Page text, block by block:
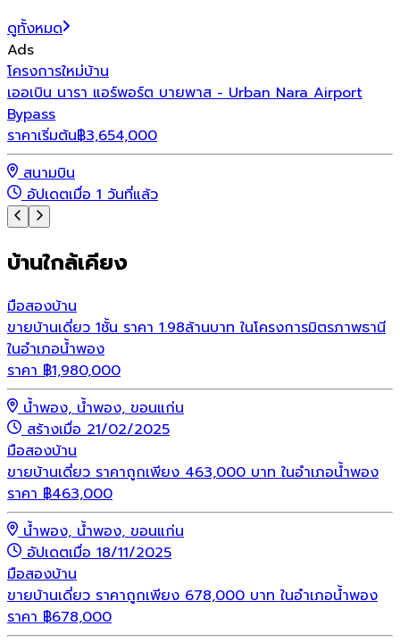
ดูทั้งหมด
Ads
โครงการใหม่บ้าน
เออเบิน นารา แอร์พอร์ต บายพาส - Urban Nara Airport
Bypass
ราคาเริ่มต้น฿3,654,000
สนามบิน
อัปเดตเมื่อ 1 วันที่แล้ว
บ้านใกล้เคียง
มือสองบ้าน
ขายบ้านเดี่ยว 1ชั้น ราคา 1.98ล้านบาท ในโครงการมิตรภาพธานี
ในอำเภอน้ำพอง
ราคา ฿1,980,000
น้ำพอง, น้ำพอง, ขอนแก่น
สร้างเมื่อ 21/02/2025
มือสองบ้าน
ขายบ้านเดี่ยว ราคาถูกเพียง 463,000 บาท ในอำเภอน้ำพอง
ราคา ฿463,000
น้ำพอง, น้ำพอง, ขอนแก่น
อัปเดตเมื่อ 18/11/2025
มือสองบ้าน
ขายบ้านเดี่ยว ราคาถูกเพียง 678,000 บาท ในอำเภอน้ำพอง
ราคา ฿678,000